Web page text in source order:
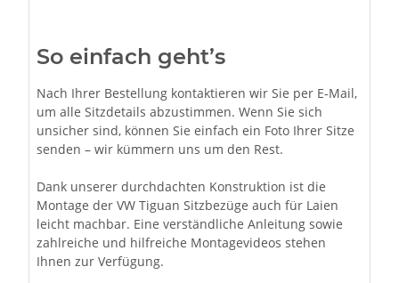
So einfach geht’s
Nach Ihrer Bestellung kontaktieren wir Sie per E-Mail,
um alle Sitzdetails abzustimmen. Wenn Sie sich
unsicher sind, können Sie einfach ein Foto Ihrer Sitze
senden – wir kümmern uns um den Rest.
Dank unserer durchdachten Konstruktion ist die
Montage der VW Tiguan Sitzbezüge auch für Laien
leicht machbar. Eine verständliche Anleitung sowie
zahlreiche und hilfreiche Montagevideos stehen
Ihnen zur Verfügung.